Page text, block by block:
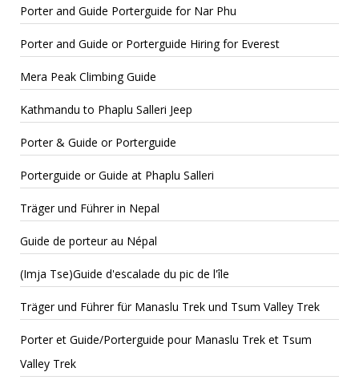
Porter and Guide Porterguide for Nar Phu
Porter and Guide or Porterguide Hiring for Everest
Mera Peak Climbing Guide
Kathmandu to Phaplu Salleri Jeep
Porter & Guide or Porterguide
Porterguide or Guide at Phaplu Salleri
Träger und Führer in Nepal
Guide de porteur au Népal
(Imja Tse)Guide d'escalade du pic de l'île
Träger und Führer für Manaslu Trek und Tsum Valley Trek
Porter et Guide/Porterguide pour Manaslu Trek et Tsum
Valley Trek